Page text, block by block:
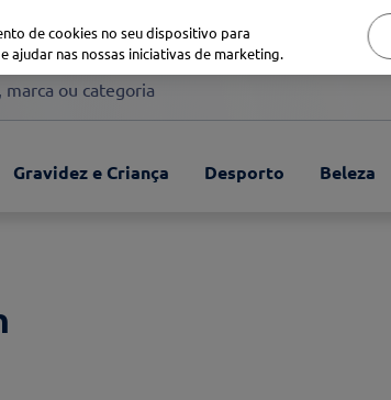
ou categoria
Gravidez e Criança Desporto Beleza
de cookies no seu dispositivo para
ajudar nas nossas iniciativas de marketing.